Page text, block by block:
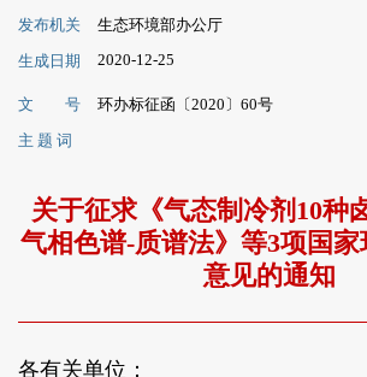
发布机关
生态环境部办公厅
生成日期
2020-12-25
文 号
环办标征函〔2020〕60号
主 题 词
关于征求《气态制冷剂10种
气相色谱-质谱法》等3项国
意见的通知
各有关单位：